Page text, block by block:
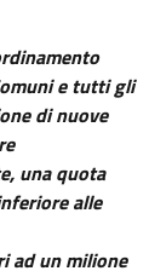
e tutti gli
di nuove
una quota
alle
ad un milione